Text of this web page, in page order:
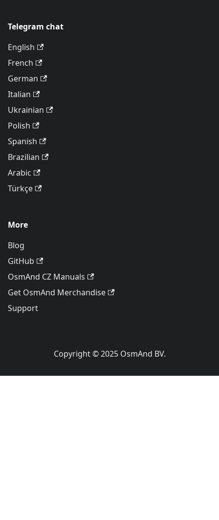
Telegram chat
English
French
German
Italian
Ukrainian
Polish
Spanish
Brazilian
Arabic
Türkçe
More
Blog
GitHub
OsmAnd CZ Manuals
Get OsmAnd Merchandise
Support
Copyright © 2025 OsmAnd BV.